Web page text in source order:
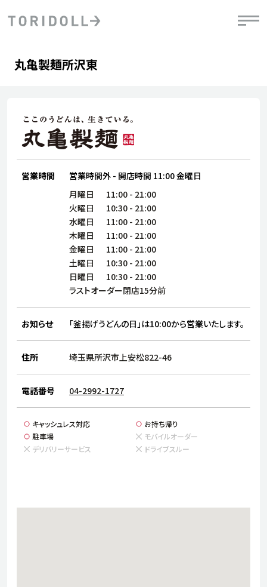
会社情報
株主・投資家情報
サステナビリティ
ブランド
店舗検索
店舗一覧
採用情報
よくある質問・お問い合わせ
日本語 English
デジタルトランス
フォーメーション戦略
DXビジョン2028
粟田社長が語る
トリドールのサステナビリティ
ステークホルダーとの
丸亀製麺所沢東
営業時間 営業時間外 - 開店時間 11:00金曜日
月曜日 11:00 - 21:00
火曜日
10:30 - 21:00
水曜日
11:00 - 21:00
木曜日
11:00 - 21:00
金曜日
11:00 - 21:00
土曜日
10:30 - 21:00
日曜日
10:30 - 21:00
ラストオーダー閉店15分前
お知らせ 「釜揚げうどんの日」は10:00から営業いたします。
住所 埼玉県所沢市上安松822-46
電話番号 04-2992-1727
キャッシュレス対応
お持ち帰り
駐車場
モバイルオーダー
デリバリーサービス
ドライブスルー